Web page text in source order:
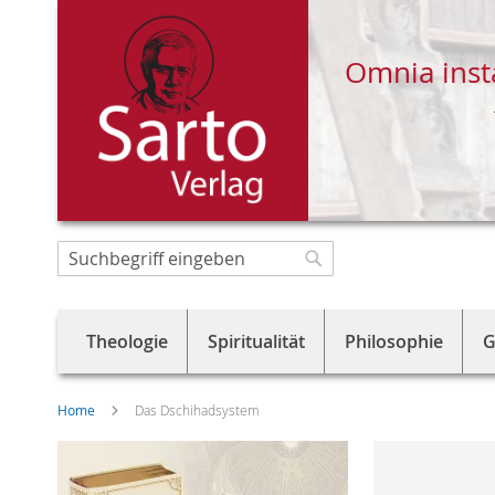
Direkt
zum
Omnia
Suche
Theologie Spiritualität Philosophie
Home Das Dschihadsystem